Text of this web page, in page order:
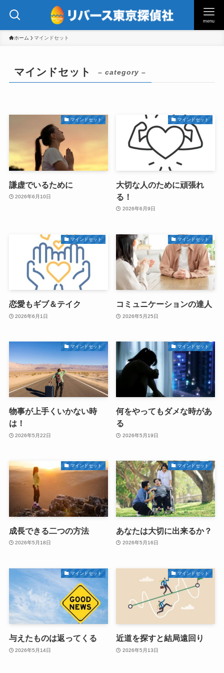
menu
ホーム マインドセット
マインドセット – category –
マインドセット
謙虚でいるために
2026年6月10日
マインドセット
大切な人のために頑張れ
る！
2026年6月9日
マインドセット
恋愛もギブ＆テイク
2026年6月1日
マインドセット
コミュニケーションの達人
2026年5月25日
マインドセット
物事が上手くいかない時
は！
2026年5月22日
マインドセット
何をやってもダメな時があ
る
2026年5月19日
マインドセット
成長できる二つの方法
2026年5月18日
マインドセット
あなたは大切に出来るか？
2026年5月16日
マインドセット
与えたものは返ってくる
2026年5月14日
マインドセット
近道を探すと結局遠回り
2026年5月13日